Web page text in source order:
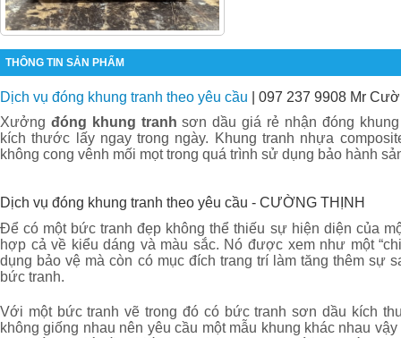
THÔNG TIN SẢN PHẨM
Dịch vụ đóng khung tranh theo yêu cầu | 097 237 9908 Mr
Xưởng đóng khung tranh sơn dầu giá rẻ nhận đóng
kích thước lấy ngay trong ngày. Khung tranh nhựa
không cong vênh mối mọt trong quá trình sử dụng bảo hành
Dịch vụ đóng khung tranh theo yêu cầu - CƯỜNG THỊNH
Để có một bức tranh đẹp không thể thiếu sự hiện diện của
hợp cả về kiểu dáng và màu sắc. Nó được xem như một
dụng bảo vệ mà còn có mục đích trang trí làm tăng thêm sự
bức tranh.
Với một bức tranh vẽ trong đó có bức tranh sơn dầu kích
không giống nhau nên yêu cầu một mẫu khung khác nhau